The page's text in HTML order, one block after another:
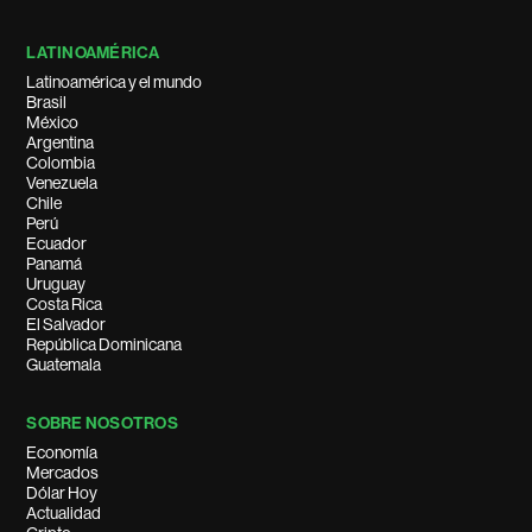
LATINOAMÉRICA
Latinoamérica y el mundo
Brasil
México
Argentina
Colombia
Venezuela
Chile
Perú
Ecuador
Panamá
Uruguay
Costa Rica
El Salvador
República Dominicana
Guatemala
SOBRE NOSOTROS
Economía
Mercados
Dólar Hoy
Actualidad